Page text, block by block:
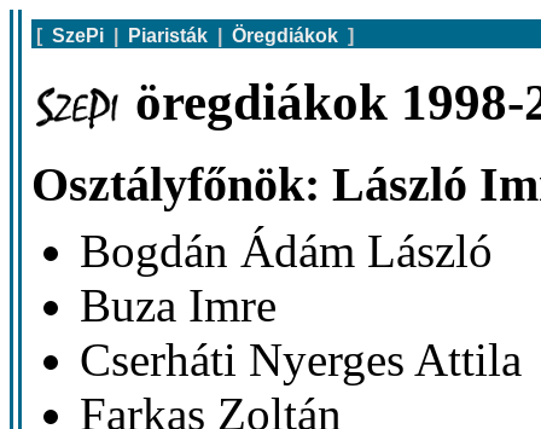
[ SzePi Piaristák Öregdiákok ]
öregdiákok 1998-
Osztályfőnök: László
Bogdán Ádám László
Buza Imre
Cserháti Nyerges Attila
Farkas Zoltán